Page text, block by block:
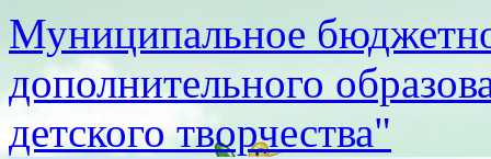
Муниципальное
дополнительного
детского творчества"